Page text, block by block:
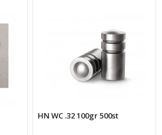
HN WC .32 100gr 500st